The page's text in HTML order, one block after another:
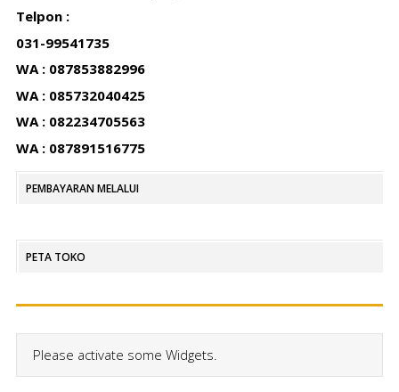
Telpon :
031-99541735
WA : 087853882996
WA : 085732040425
WA : 082234705563
WA : 087891516775
PEMBAYARAN MELALUI
PETA TOKO
Please activate some Widgets.